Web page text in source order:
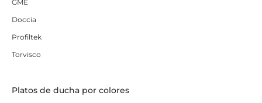
GME
Doccia
Profiltek
Torvisco
Platos de ducha por colores